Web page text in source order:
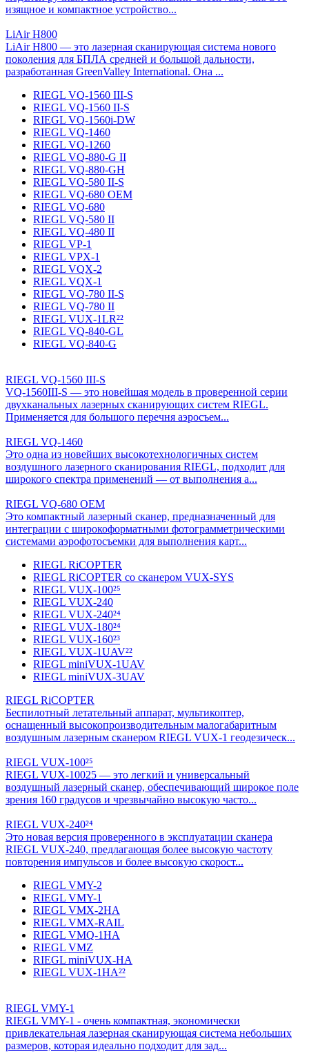
изящное и компактное устройство...
LiAir H800
LiAir H800 — это лазерная сканирующая система нового
поколения для БПЛА средней и большой дальности,
разработанная GreenValley International. Она ...
RIEGL VQ-1560 III-S
RIEGL VQ-1560 II-S
RIEGL VQ-1560i-DW
RIEGL VQ-1460
RIEGL VQ-1260
RIEGL VQ-880-G II
RIEGL VQ-880-GH
RIEGL VQ-580 II-S
RIEGL VQ-680 OEM
RIEGL VQ-680
RIEGL VQ-580 II
RIEGL VQ-480 II
RIEGL VP-1
RIEGL VPX-1
RIEGL VQX-2
RIEGL VQX-1
RIEGL VQ-780 II-S
RIEGL VQ-780 II
RIEGL VUX-1LR²²
RIEGL VQ-840-GL
RIEGL VQ-840-G
RIEGL VQ-1560 III-S
VQ-1560III-S — это новейшая модель в проверенной серии
двухканальных лазерных сканирующих систем RIEGL.
Применяется для большого перечня аэросъем...
RIEGL VQ-1460
Это одна из новейших высокотехнологичных систем
воздушного лазерного сканирования RIEGL, подходит для
широкого спектра применений — от выполнения а...
RIEGL VQ-680 OEM
Это компактный лазерный сканер, предназначенный для
интеграции с широкоформатными фотограмметрическими
системами аэрофотосъемки для выполнения карт...
RIEGL RiCOPTER
RIEGL RiCOPTER со сканером VUX-SYS
RIEGL VUX-100²⁵
RIEGL VUX-240
RIEGL VUX-240²⁴
RIEGL VUX-180²⁴
RIEGL VUX-160²³
RIEGL VUX-1UAV²²
RIEGL miniVUX-1UAV
RIEGL miniVUX-3UAV
RIEGL RiCOPTER
Беспилотный летательный аппарат, мультикоптер,
оснащенный высокопроизводительным малогабаритным
воздушным лазерным сканером RIEGL VUX-1 геодезическ...
RIEGL VUX-100²⁵
RIEGL VUX-10025 — это легкий и универсальный
воздушный лазерный сканер, обеспечивающий широкое поле
зрения 160 градусов и чрезвычайно высокую часто...
RIEGL VUX-240²⁴
Это новая версия проверенного в эксплуатации сканера
RIEGL VUX-240, предлагающая более высокую частоту
повторения импульсов и более высокую скорост...
RIEGL VMY-2
RIEGL VMY-1
RIEGL VMX-2HA
RIEGL VMX-RAIL
RIEGL VMQ-1HA
RIEGL VMZ
RIEGL miniVUX-HA
RIEGL VUX-1HA²²
RIEGL VMY-1
RIEGL VMY-1 - очень компактная, экономически
привлекательная лазерная сканирующая система небольших
размеров, которая идеально подходит для зад...